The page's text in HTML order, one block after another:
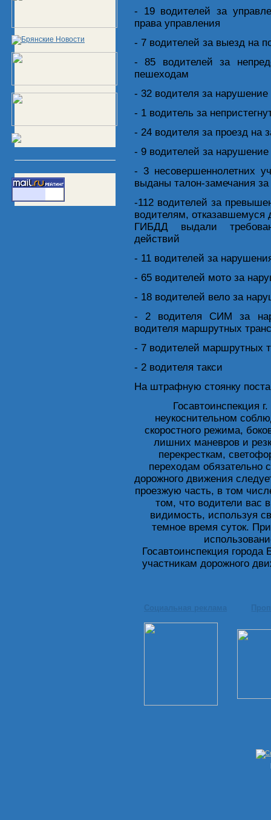
- 19 водителей за
права управления
- 7 водителей за выезд на
- 85 водителей за
пешеходам
- 32 водителя за
- 1 водитель за
- 24 водителя за проезд на
- 9 водителей за
- 3 несовершеннолетних
выданы талон-замечания
-112 водителей за
водителям, отказавшемуся
ГИБДД выдали
действий
- 11 водителей за
- 65 водителей мото за
- 18 водителей вело за
- 2 водителя СИМ за
водителя маршрутных
- 7 водителей маршрутных
- 2 водителя такси
На штрафную стоянку
Госавтоинспекция
неукоснительном
скоростного режима,
лишних маневров и
перекресткам,
переходам обязательно
дорожного движения
проезжую часть, в том
том, что водители вас
видимость, используя
темное время суток.
Госавтоинспекция города
участникам дорожного